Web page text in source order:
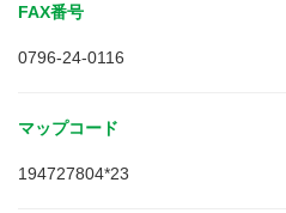
FAX番号
0796-24-0116
マップコード
194727804*23